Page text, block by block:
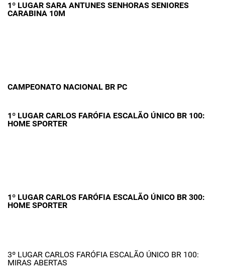
1º LUGAR SARA ANTUNES SENHORAS SENIORES
CARABINA 10M
CAMPEONATO NACIONAL BR PC
1º LUGAR CARLOS FARÓFIA ESCALÃO ÚNICO BR 100:
HOME SPORTER
1º LUGAR CARLOS FARÓFIA ESCALÃO ÚNICO BR 300:
HOME SPORTER
3º LUGAR CARLOS FARÓFIA ESCALÃO ÚNICO BR 100:
MIRAS ABERTAS